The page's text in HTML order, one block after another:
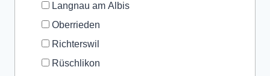
Langnau am Albis
Oberrieden
Richterswil
Rüschlikon